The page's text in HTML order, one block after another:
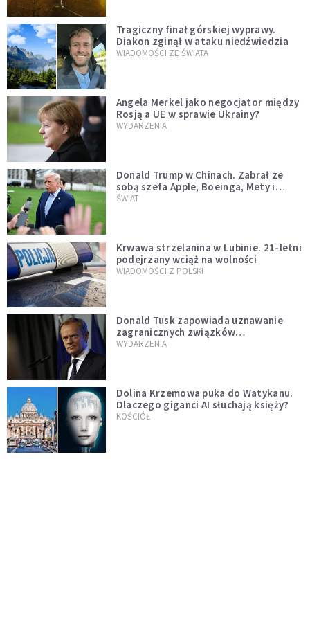
Tragiczny finał górskiej wyprawy.
Diakon zginął w ataku niedźwiedzia
WIADOMOŚCI ZE ŚWIATA
Angela Merkel jako negocjator między
Rosją a UE w sprawie Ukrainy?
WYDARZENIA
Donald Trump w Chinach. Zabrał ze
sobą szefa Apple, Boeinga, Mety i
Muska
ŚWIAT
Krwawa strzelanina w Lubinie. 21-letni
podejrzany wciąż na wolności
WIADOMOŚCI Z POLSKI
Donald Tusk zapowiada uznawanie
zagranicznych związków
jednopłciowych. "Państwo oblało ten
WYDARZENIA
Dolina Krzemowa puka do Watykanu.
Dlaczego giganci AI słuchają księży?
KOŚCIÓŁ